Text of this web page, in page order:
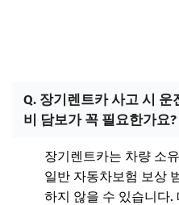
Q. 장기렌트카 사고 시
비 담보가 꼭 필요한가요?
장기렌트카는 차량 소
일반 자동차보험 보상
하지 않을 수 있습니다.